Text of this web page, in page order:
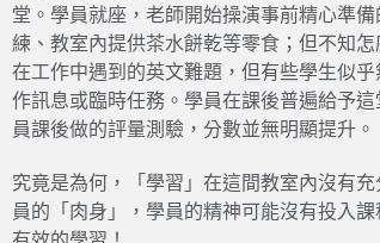
堂。學員就座，老師開始操演事前精心準
練、教室內提供茶水餅乾等零食；但不知
在工作中遇到的英文難題，但有些學生似
作訊息或臨時任務。學員在課後普遍給予
員課後做的評量測驗，分數並無明顯提升。
究竟是為何，「學習」在這間教室內沒有
員的「肉身」，學員的精神可能沒有投入